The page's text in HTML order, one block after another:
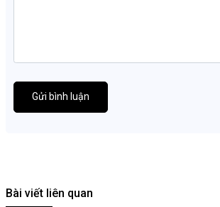
Gửi bình luận
Bài viết liên quan